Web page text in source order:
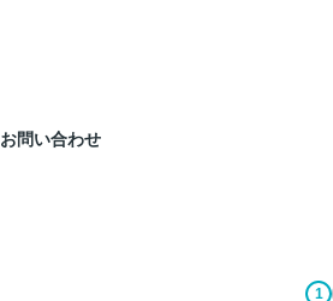
お問い合わせ